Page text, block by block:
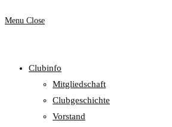
search
Menu Close
Clubinfo
Mitgliedschaft
Clubgeschichte
Vorstand